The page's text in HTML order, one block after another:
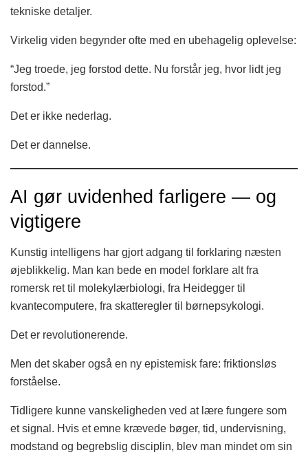
tekniske detaljer.
Virkelig viden begynder ofte med en ubehagelig oplevelse:
“Jeg troede, jeg forstod dette. Nu forstår jeg, hvor lidt jeg
forstod.”
Det er ikke nederlag.
Det er dannelse.
AI gør uvidenhed farligere — og
vigtigere
Kunstig intelligens har gjort adgang til forklaring næsten
øjeblikkelig. Man kan bede en model forklare alt fra
romersk ret til molekylærbiologi, fra Heidegger til
kvantecomputere, fra skatteregler til børnepsykologi.
Det er revolutionerende.
Men det skaber også en ny epistemisk fare: friktionsløs
forståelse.
Tidligere kunne vanskeligheden ved at lære fungere som
et signal. Hvis et emne krævede bøger, tid, undervisning,
modstand og begrebslig disciplin, blev man mindet om sin